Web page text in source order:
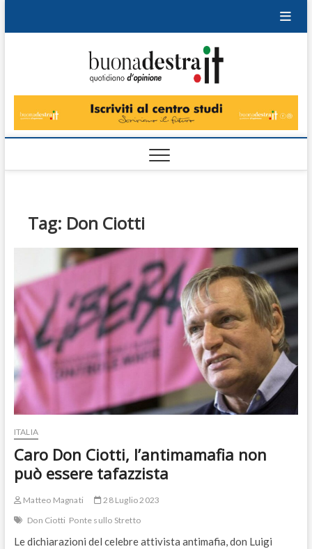
Tag: Don Ciotti
ITALIA
Caro Don Ciotti, l’antimamafia non
può essere tafazzista
Matteo Magnati
28 Luglio 2023
Don Ciotti Ponte sullo Stretto
Le dichiarazioni del celebre attivista antimafia, don Luigi